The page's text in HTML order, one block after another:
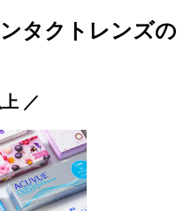
タクトレンズの
／